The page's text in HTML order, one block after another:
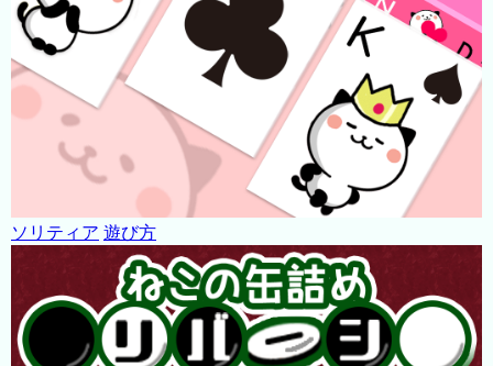
ソリティア 遊び方